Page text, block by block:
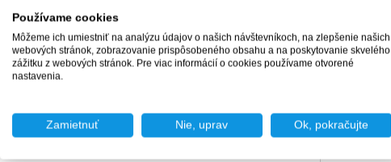
1302540076
Používame cookies
Môžeme ich umiestniť na analýzu údajov o našich návštevníkoch, na zlepšenie našich
webových stránok, zobrazovanie prispôsobeného obsahu a na poskytovanie skvelého
zážitku z webových stránok. Pre viac informácií o cookies používame otvorené
nastavenia.
Zamietnuť Nie, uprav Ok, pokračujte